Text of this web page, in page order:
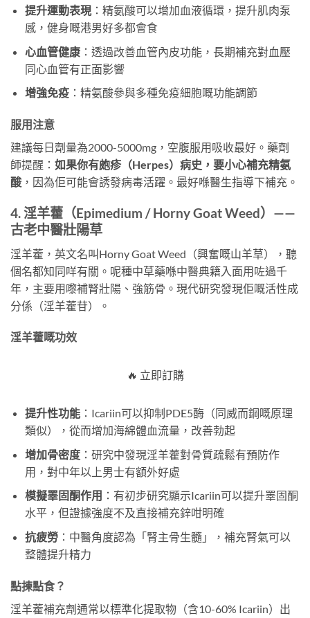
提升運動表現：精氨酸可以增加血液循環，提升肌肉泵
感，健身嘅港男好多都會食
心血管健康：透過改善血管內皮功能，長期補充對血壓
同心血管有正面影響
增強免疫：精氨酸參與多種免疫細胞嘅功能調節
服用注意
建議每日劑量為2000-5000mg，空腹服用吸收最好。藥劑
師提醒： 如果你有皰疹（Herpes）病史，要小心補充精氨
酸 ，因為佢可能會誘發病毒活躍。最好喺醫生指導下補充。
4. 淫羊藿（Epimedium / Horny Goat Weed）——
古老中醫壯陽草
淫羊藿，英文名叫Horny Goat Weed（興奮嘅山羊草），聽
個名都知同咩有關。呢種中草藥喺中醫典籍入面用咗過千
年，主要用嚟補腎壯陽、強筋骨。現代研究發現佢嘅活性成
分係 （淫羊藿苷）。
淫羊藿嘅功效
🔥 立即訂購
提升性功能：Icariin可以抑制PDE5酶（同威而鋼嘅原理
類似），從而增加海綿體血流量，改善勃起
增加骨密度：研究中發現淫羊藿對骨質疏鬆有預防作
用，對中年以上男士有額外好處
模擬睪固酮作用 ：有初步研究顯示Icariin可以提升睪固酮
水平，但證據強度不及直接補充鋅咁明確
抗疲勞：中醫角度認為「腎主骨生髓」，補充腎氣可以
整體提升精力
點揀點食？
淫羊藿補充劑通常以標準化提取物（含10-60% Icariin）出